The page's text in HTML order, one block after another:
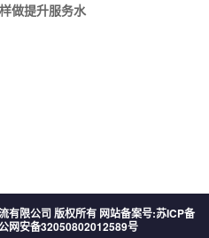
做提升服务水
有限公司 版权所有 网站备案号:苏ICP备
网安备32050802012589号